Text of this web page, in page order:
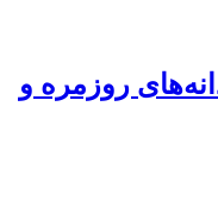
روزمره و